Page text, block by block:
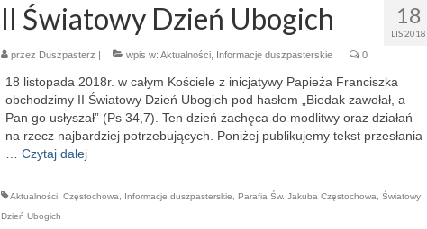
18
LIS 2018
II Światowy Dzień Ubogich
przez Duszpasterz | wpis w: Aktualności, Informacje duszpasterskie | 0
18 listopada 2018r. w całym Kościele z inicjatywy Papieża Franciszka
obchodzimy II Światowy Dzień Ubogich pod hasłem „Biedak zawołał, a
Pan go usłyszał” (Ps 34,7). Ten dzień zachęca do modlitwy oraz działań
na rzecz najbardziej potrzebujących. Poniżej publikujemy tekst przesłania
Czytaj dalej
Aktualności, Częstochowa Informacje duszpasterskie Parafia Św. Jakuba Częstochowa
Światowy
Dzień Ubogich